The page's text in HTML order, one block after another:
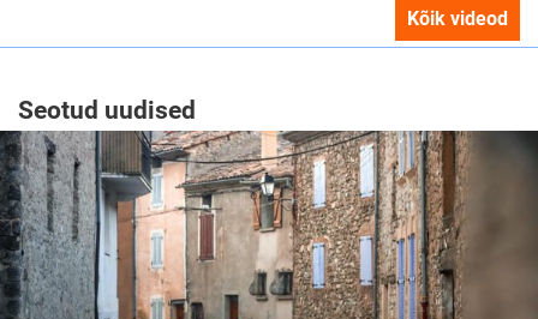
Kõik videod
Seotud uudised